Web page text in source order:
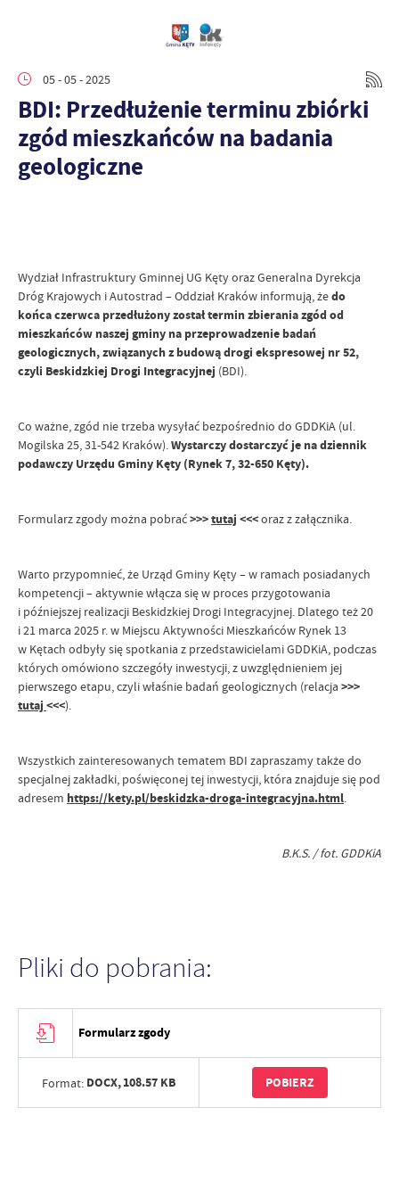
05 - 05 - 2025
BDI: Przedłużenie terminu zbiórki
zgód mieszkańców na badania
geologiczne
Wydział Infrastruktury Gminnej UG Kęty oraz Generalna Dyrekcja
Dróg Krajowych i Autostrad – Oddział Kraków informują, żedo
końca czerwca przedłużony został termin zbierania zgód od
mieszkańców naszej gminy na przeprowadzenie badań
geologicznych, związanych z budową drogi ekspresowej nr 52,
czyli Beskidzkiej Drogi Integracyjnej (BDI).
Co ważne, zgód nie trzeba wysyłać bezpośrednio do GDDKiA (ul.
Mogilska 25, 31-542 Kraków).Wystarczy dostarczyć je na dziennik
podawczy Urzędu Gminy Kęty (Rynek 7, 32-650 Kęty).
Formularz zgody można pobrać>>>tutaj <<<oraz z załącznika.
Warto przypomnieć, że Urząd Gminy Kęty – w ramach posiadanych
kompetencji – aktywnie włącza się w proces przygotowania
i późniejszej realizacji Beskidzkiej Drogi Integracyjnej. Dlatego też 20
i 21 marca 2025 r. w Miejscu Aktywności Mieszkańców Rynek 13
w Kętach odbyły się spotkania z przedstawicielami GDDKiA, podczas
których omówiono szczegóły inwestycji, z uwzględnieniem jej
pierwszego etapu, czyli właśnie badań geologicznych (relacja >>>
tutaj <<<).
Wszystkich zainteresowanych tematem BDI zapraszamy także do
specjalnej zakładki, poświęconej tej inwestycji, która znajduje się pod
adresem https://kety.pl/beskidzka-droga-integracyjna.html.
B.K.S. / fot. GDDKiA
Pliki do pobrania:
Formularz zgody
Format: DOCX,108.57 KB POBIERZ